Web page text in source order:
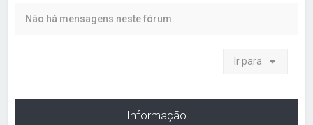
Não há mensagens neste fórum.
Ir para
Informação